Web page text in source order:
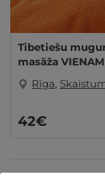
Tibetiešu
masāža VIENAM
Rīga,
42€
Ziemassvētku